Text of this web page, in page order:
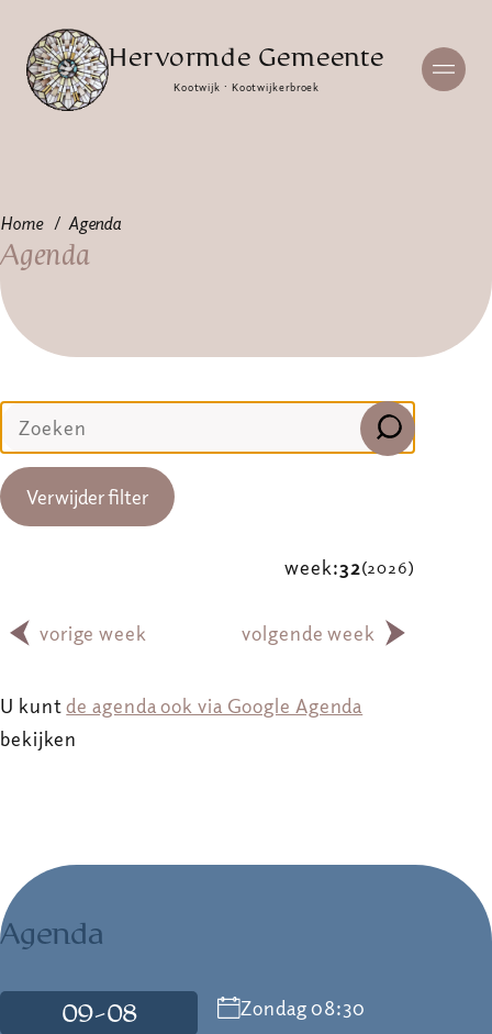
Hervormde Gemeente
Kootwijk · Kootwijkerbroek
Home Agenda
Agenda
Verwijder filter
week:32(2026)
vorige week volgende week
U kuntde agenda ook via Google Agenda
bekijken
Agenda
09-08 Zondag 08:30